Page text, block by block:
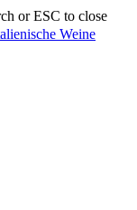
or ESC to close